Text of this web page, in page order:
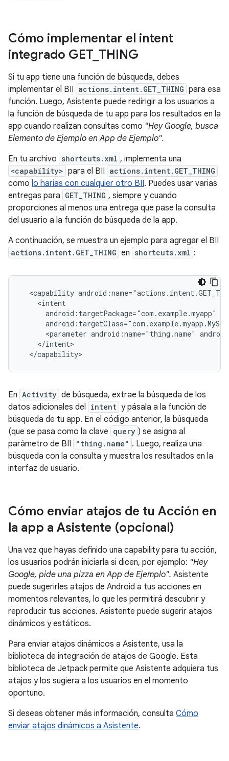
Cómo implementar el intent
integrado GET_ THING
Si tu app tiene una función de búsqueda, debes
implementar el BII actions.intent.GET_THING para esa
función. Luego, Asistente puede redirigir a los usuarios a
la función de búsqueda de tu app para los resultados en la
app cuando realizan consultas como "Hey Google, busca
Elemento de Ejemplo en App de Ejemplo".
En tu archivo shortcuts.xml , implementa una
<capability> para el BII actions.intent.GET_THING
como lo harías con cualquier otro BII. Puedes usar varias
entregas para GET_THING , siempre y cuando
proporciones al menos una entrega que pase la consulta
del usuario a la función de búsqueda de la app.
A continuación, se muestra un ejemplo para agregar el BII
actions.intent.GET_THING en shortcuts.xml :
<capability
<parameter android:name="thing.name"
En Activity de búsqueda, extrae la búsqueda de los
datos adicionales del intent y pásala a la función de
búsqueda de tu app. En el código anterior, la búsqueda
(que se pasa como la clave query ) se asigna al
parámetro de BII
"thing.name" . Luego, realiza una
búsqueda con la consulta y muestra los resultados en la
interfaz de usuario.
Cómo enviar atajos de tu Acción en
la app a Asistente (opcional)
Una vez que hayas definido una capability para tu acción,
los usuarios podrán iniciarla si dicen, por ejemplo: "Hey
Google, pide una pizza en App de Ejemplo". Asistente
puede sugerirles atajos de Android a tus acciones en
momentos relevantes, lo que les permitirá descubrir y
reproducir tus acciones. Asistente puede sugerir atajos
dinámicos y estáticos.
Para enviar atajos dinámicos a Asistente, usa la
biblioteca de integración de atajos de Google. Esta
biblioteca de Jetpack permite que Asistente adquiera tus
atajos y los sugiera a los usuarios en el momento
oportuno.
Si deseas obtener más información, consulta Cómo
enviar atajos dinámicos a Asistente.